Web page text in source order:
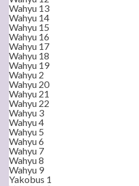
Wahyu 13
Wahyu 14
Wahyu 15
Wahyu 16
Wahyu 17
Wahyu 18
Wahyu 19
Wahyu 2
Wahyu 20
Wahyu 21
Wahyu 22
Wahyu 3
Wahyu 4
Wahyu 5
Wahyu 6
Wahyu 7
Wahyu 8
Wahyu 9
Yakobus 1